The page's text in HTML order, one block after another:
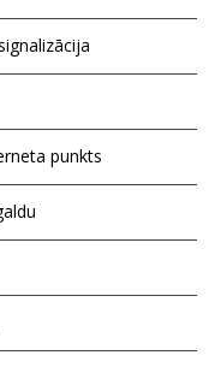
punkts